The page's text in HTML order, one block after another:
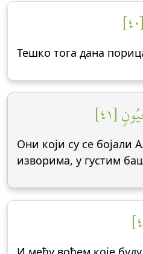
Тешко тога дана
[٤١]
Они који су се бојали
изворима, у густим